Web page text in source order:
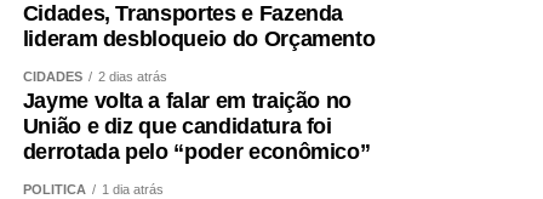
O treinamento de força deve ocupar posição central.
Caminhar é importante, mas pode não ser suficiente para
preservar ou recuperar massa muscular. Exercícios
resistidos, progressivos e individualizados são
fundamentais.
A alimentação também precisa garantir quantidade
Cidades, Transportes e Fazenda
lideram desbloqueio do Orçamento
CIDADES 2 dias atrás
Jayme volta a falar em traição no
União e diz que candidatura foi
derrotada pelo “poder econômico”
POLÍTICA 1 dia atrás